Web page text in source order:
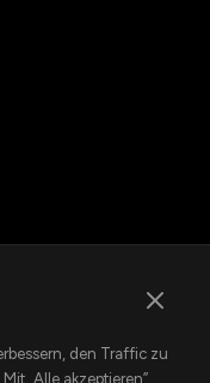
den Traffic zu
„Alle akzeptieren”